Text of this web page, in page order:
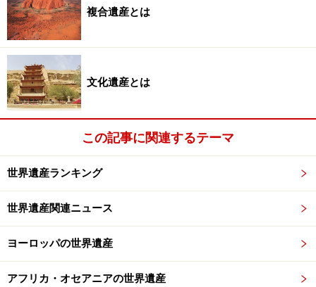
複合遺産とは
文化遺産とは
この記事に関連するテーマ
世界遺産ランキング
世界遺産関連ニュース
ヨーロッパの世界遺産
アフリカ・オセアニアの世界遺産